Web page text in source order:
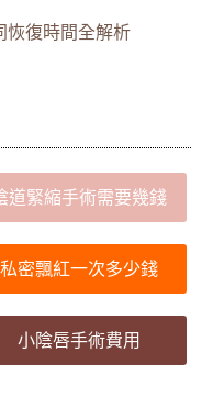
恢復時間全解析
道緊縮手術需要幾錢
私密飄紅一次多少錢
小陰唇手術費用